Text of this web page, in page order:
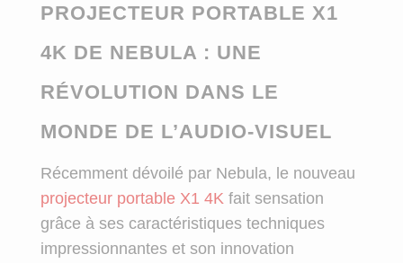
PROJECTEUR PORTABLE X1
4K DE NEBULA : UNE
RÉVOLUTION DANS LE
MONDE DE L’AUDIO-VISUEL
Récemment dévoilé par Nebula, le nouveau
projecteur portable X1 4K fait sensation
grâce à ses caractéristiques techniques
impressionnantes et son innovation